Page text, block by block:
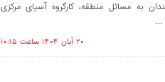
به مسائل منطقه، کارگروه آسیای مرکزی
...
۲۰ آبان ۱۴۰۴ ساعت ۱۰:۱۵